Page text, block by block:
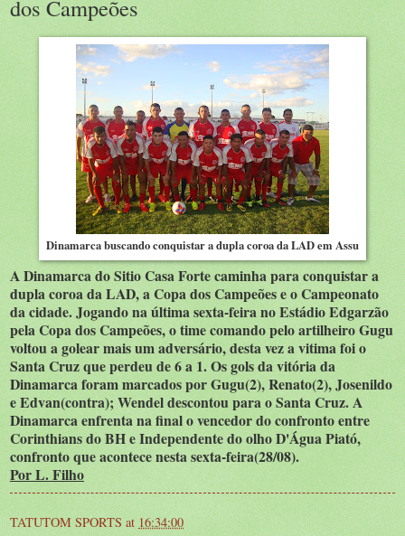
dos Campeões
Dinamarca buscando conquistar a dupla coroa da LAD em Assu
A Dinamarca do Sitio Casa Forte caminha para conquistar a
dupla coroa da LAD, a Copa dos Campeões e o Campeonato
da cidade. Jogando na última sexta-feira no Estádio Edgarzão
pela Copa dos Campeões, o time comando pelo artilheiro Gugu
voltou a golear mais um adversário, desta vez a vitima foi o
Santa Cruz que perdeu de 6 a 1. Os gols da vitória da
Dinamarca foram marcados por Gugu(2), Renato(2), Josenildo
e Edvan(contra); Wendel descontou para o Santa Cruz. A
Dinamarca enfrenta na final o vencedor do confronto entre
Corinthians do BH e Independente do olho D'Água Piató,
confronto que acontece nesta sexta-feira(28/08).
Por L. Filho
TATUTOM SPORTS at 16:34:00